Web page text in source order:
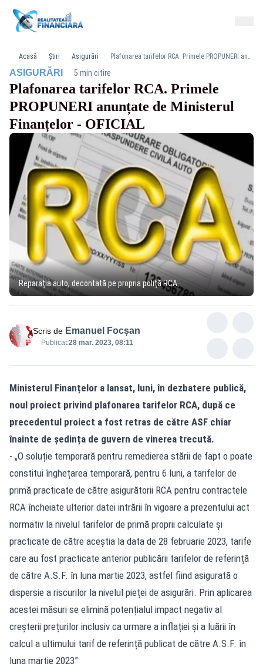
Acasă Știri Asigurări Plafonarea tarifelor RCA. Primele PROPUNERI anunțate de Ministerul Finanțelor - OFICIAL
ASIGURĂRI · 5 min citire
Plafonarea tarifelor RCA. Primele
PROPUNERI anunțate de Ministerul
Finanțelor - OFICIAL
Reparația auto, decontată pe propria poliță RCA
Scris de Emanuel Focșan
Publicat:28 mar. 2023, 08:11
Ministerul Finanțelor a lansat, luni, în dezbatere publică,
noul proiect privind plafonarea tarifelor RCA, după ce
precedentul proiect a fost retras de către ASF chiar
înainte de ședința de guvern de vinerea trecută.
- „O soluție temporară pentru remedierea stării de fapt o poate
constitui înghețarea temporară, pentru 6 luni, a tarifelor de
primă practicate de către asigurătorii RCA pentru contractele
RCA încheiate ulterior datei intrării în vigoare a prezentului act
normativ la nivelul tarifelor de primă proprii calculate și
practicate de către aceștia la data de 28 februarie 2023, tarife
care au fost practicate anterior publicării tarifelor de referință
de către A.S.F. în luna martie 2023, astfel fiind asigurată o
dispersie a riscurilor la nivelul pieței de asigurări. Prin aplicarea
acestei măsuri se elimină potențialul impact negativ al
creșterii prețurilor inclusiv ca urmare a inflației și a luării în
calcul a ultimului tarif de referință publicat de către A.S.F. în
luna martie 2023”